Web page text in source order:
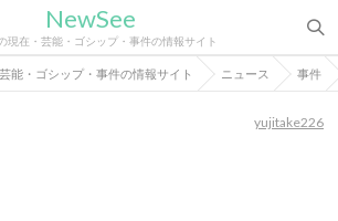
NewSee
現在・芸能・ゴシップ・事件の情報サイト
能・ゴシップ・事件の情報サイト ニュース 事件
yujitake226